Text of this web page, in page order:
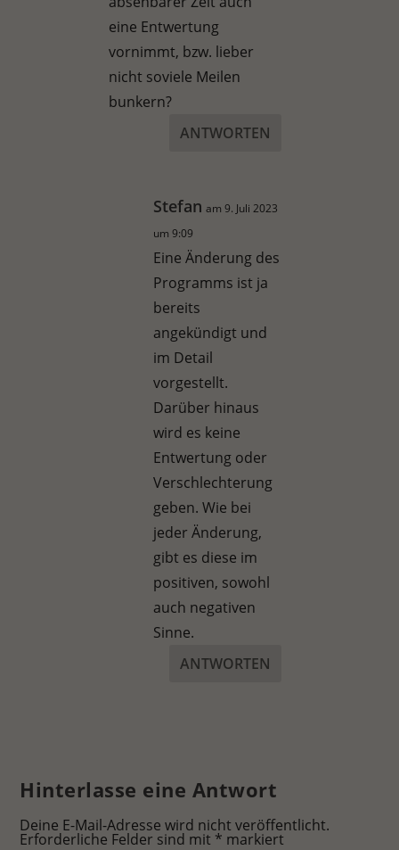
eine Entwertung
vornimmt, bzw. lieber
nicht soviele Meilen
bunkern?
ANTWORTEN
Stefan am 9. Juli 2023
um 9:09
Eine Änderung des
Programms ist ja
bereits
angekündigt und
im Detail
vorgestellt.
Darüber hinaus
wird es keine
Entwertung oder
Verschlechterung
geben. Wie bei
jeder Änderung,
gibt es diese im
positiven, sowohl
auch negativen
Sinne.
ANTWORTEN
Hinterlasse eine Antwort
Deine E-Mail-Adresse wird nicht veröffentlicht.
Erforderliche Felder sind mit * markiert